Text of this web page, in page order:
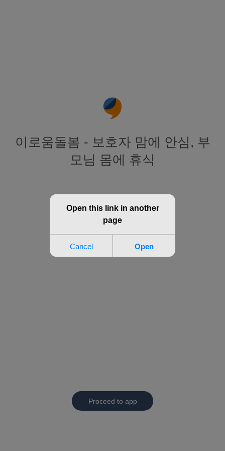
이로움돌봄 - 보호자 맘에 안심, 부
모님 몸에 휴식
Proceed to app